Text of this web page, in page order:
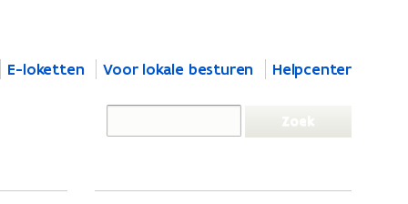
E-loketten Voor lokale besturen Helpcenter